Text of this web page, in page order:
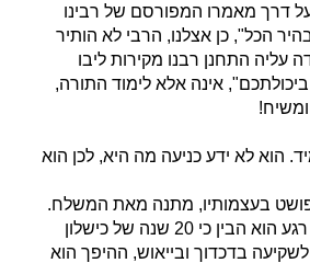
דרך מאמרו המפורסם של רבינו
הכל", כן אצלנו, הרבי לא הותיר
עליה התחנן רבנו מקירות ליבו
אינה אלא לימוד התורה,
ומשיח!
הוא לא ידע כניעה מה היא, לכן הוא
בעצמותיו, מתנה מאת המשלח.
לאחר 'התבוננות' של רגע הוא הבין כי 20 שנה של כישלון
בדכדוך ובייאוש, ההיפך הוא